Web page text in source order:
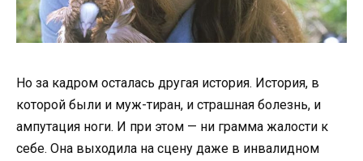
Но за кадром осталась другая история. История, в
которой были и муж-тиран, и страшная болезнь, и
ампутация ноги. И при этом — ни грамма жалости к
себе. Она выходила на сцену даже в инвалидном